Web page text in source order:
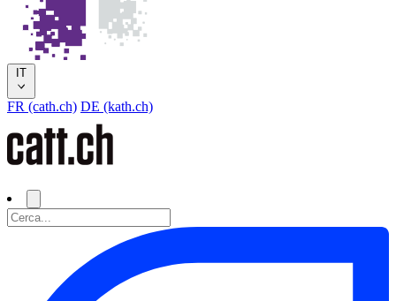
IT
FR (cath.ch) DE (kath.ch)